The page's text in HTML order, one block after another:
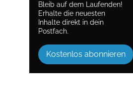
Bleib auf dem Laufenden!
Erhalte die neuesten
Inhalte direkt in dein
Postfach.
Kostenlos abonnieren